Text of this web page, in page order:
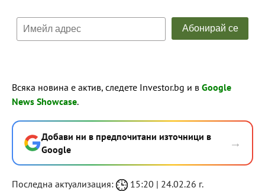
Всяка новина е актив, следете Investor.bg и в Google
News Showcase.
Добави ни в предпочитани източници в
Google
→
Последна актуализация: 15:20 | 24.02.26 г.